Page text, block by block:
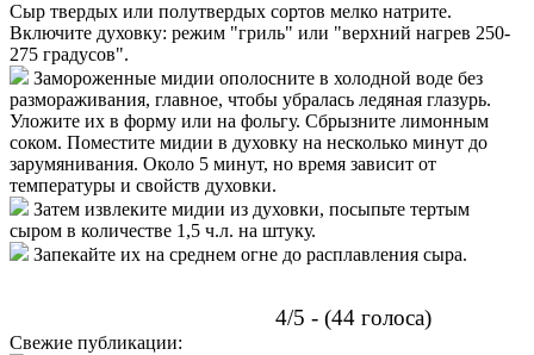
Сыр твердых или полутвердых сортов мелко натрите.
Включите духовку: режим "гриль" или "верхний нагрев 250-
275 градусов".
Замороженные мидии ополосните в холодной воде без
размораживания, главное, чтобы убралась ледяная глазурь.
Уложите их в форму или на фольгу. Сбрызните лимонным
соком. Поместите мидии в духовку на несколько минут до
зарумянивания. Около 5 минут, но время зависит от
температуры и свойств духовки.
Затем извлеките мидии из духовки, посыпьте тертым
сыром в количестве 1,5 ч.л. на штуку.
Запекайте их на среднем огне до расплавления сыра.
4/5 - (44 голоса)
Свежие публикации: